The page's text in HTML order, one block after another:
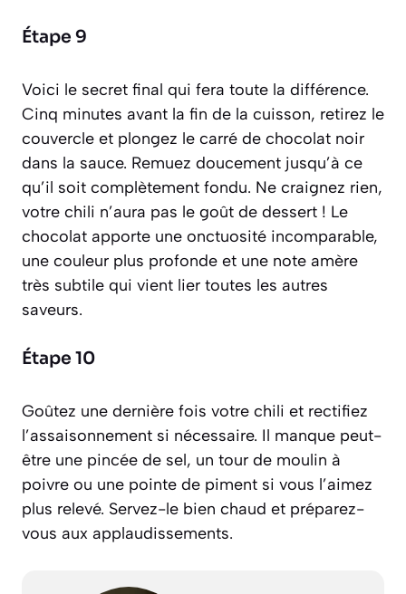
Étape 9
Voici le secret final qui fera toute la différence.
Cinq minutes avant la fin de la cuisson, retirez le
couvercle et plongez le carré de chocolat noir
dans la sauce. Remuez doucement jusqu’à ce
qu’il soit complètement fondu. Ne craignez rien,
votre chili n’aura pas le goût de dessert ! Le
chocolat apporte une onctuosité incomparable,
une couleur plus profonde et une note amère
très subtile qui vient lier toutes les autres
saveurs.
Étape 10
Goûtez une dernière fois votre chili et rectifiez
l’assaisonnement si nécessaire. Il manque peut-
être une pincée de sel, un tour de moulin à
poivre ou une pointe de piment si vous l’aimez
plus relevé. Servez-le bien chaud et préparez-
vous aux applaudissements.